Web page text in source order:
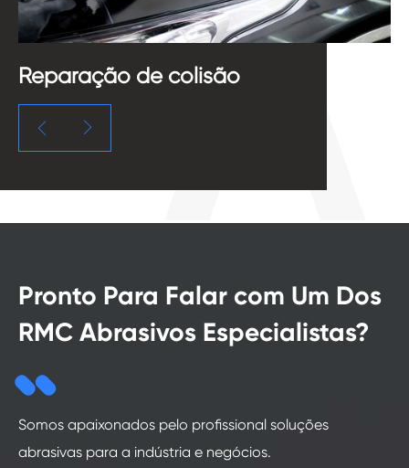
Reparação de colisão
 
Pronto Para Falar com Um Dos
RMC Abrasivos Especialistas?
Somos apaixonados pelo profissional soluções
abrasivas para a indústria e negócios.